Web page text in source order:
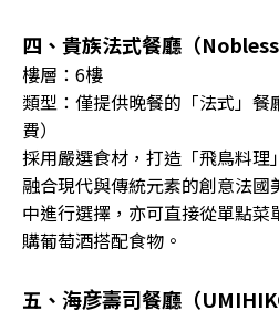
四、貴族法式餐廳（
樓層：6樓
類型：僅提供晚餐的「法式」
費）
採用嚴選食材，打造「飛鳥料
融合現代與傳統元素的創意法
中進行選擇，亦可直接從單點
購葡萄酒搭配食物。
五、海彦壽司餐廳（